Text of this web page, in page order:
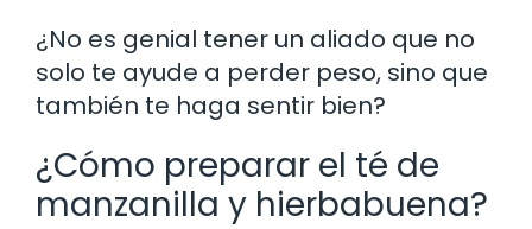
¿No es genial tener un aliado que no
solo te ayude a perder peso, sino que
también te haga sentir bien?
¿Cómo preparar el té de
manzanilla y hierbabuena?